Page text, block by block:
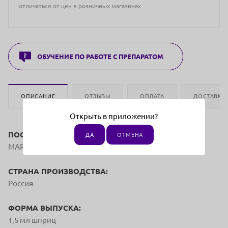
отличаться от цен в розничных магазинах
ОБУЧЕНИЕ ПО РАБОТЕ С ПРЕПАРАТОМ
ОПИСАНИЕ ОТЗЫВЫ ОПЛАТА ДОСТАВКА
ПОСТАВЩИК:
MARTINEX Group
СТРАНА ПРОИЗВОДСТВА:
Россия
ФОРМА ВЫПУСКА:
1,5 мл шприц
Открыть в приложении?
ДА ОТМЕНА